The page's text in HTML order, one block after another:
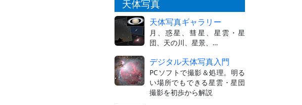
天体写真
天体写真ギャラリー
月、惑星、彗星、星雲・星
団、天の川、星景、…
デジタル天体写真入門
PCソフトで撮影＆処理。明る
い場所でもできる星雲・星団
撮影を初歩から解説